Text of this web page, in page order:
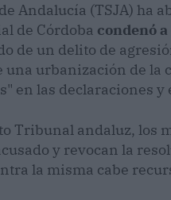
Andalucía (TSJA) ha
de Córdoba condenó
de un delito de
urbanización de la
en las declaraciones y
Tribunal andaluz, los
y revocan la
la misma cabe